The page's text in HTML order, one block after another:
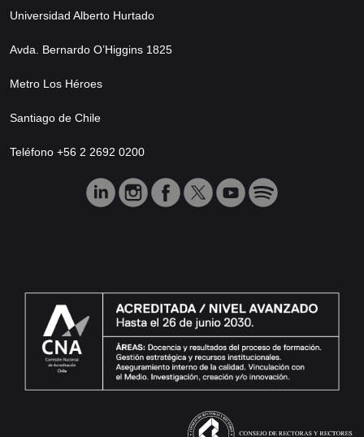
Universidad Alberto Hurtado
Avda. Bernardo O’Higgins 1825
Metro Los Héroes
Santiago de Chile
Teléfono +56 2 2692 0200